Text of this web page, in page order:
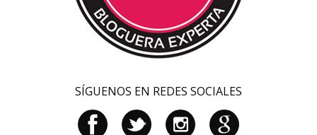
SÍGUENOS EN REDES SOCIALES